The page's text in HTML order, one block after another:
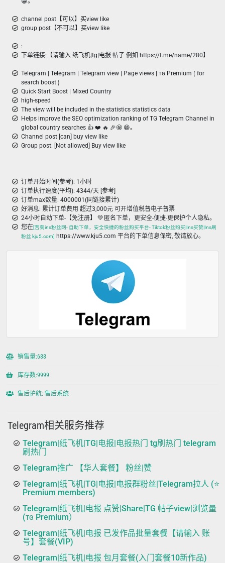
channel post【可以】买view like
group post【不可以】买view like
:
下单链接:【请输入 纸飞机|tg|电报 帖子 例如 https://t.me/name/280】
Telegram | Telegram | Telegram view | Page views | ᴛɢ Premium ⟮ for
search boost ⟯
Quick Start Boost | Mixed Country
high-speed
The view will be included in the statistics statistics data
Helps improve the SEO optimization ranking of TG Telegram Channel in
global country searches 👍 ❤️ 🔥 🎉🤩 😁。
Channel post [can] buy view like
Group post: [Not allowed] Buy view like
订单开始时间(参考): 1小时
订单执行速度(平均): 4344/天 [参考]
订单max数量: 4000001(同链接累计)
好消息: 累计订单费用 超过3,000元 可开增值税普电子普票
24小时自动下单-【免注册】 💚 匿名下单，更安全-便捷-更保护个人隐私。
您在[苦菊ins粉丝网- 自助下单，安全快捷的粉丝购买平台- Tiktok粉丝购买|Ins买赞|Ins刷
粉丝 kju5.com]
https://www.kju5.com 平台的下单信息保密, 敬请放心。
销售量:688
库存数:9999
售后护航: 售后系统
Telegram相关服务推荐
Telegram|纸飞机|TG|电报|电报热门 tg刷热门 telegram
刷热门
Telegram推广 【华人套餐】 粉丝|赞
Telegram|纸飞机|TG|电报|电报群粉丝|Telegram拉人 (⭐
Premium members)
Telegram|纸飞机|电报 点赞|Share|TG 帖子view|浏览量
(ᴛɢ Premium）
Telegram|纸飞机|电报 已发作品批量套餐【请输入 账
号】套餐(VIP)
Telegram|纸飞机|电报 包月套餐(入门套餐10新作品)